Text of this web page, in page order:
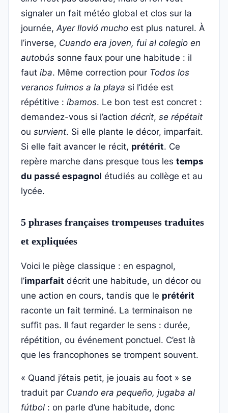
signaler un fait météo global et clos sur la
journée,Ayer llovió mucho est plus naturel. À
l’inverse, Cuando era joven, fui al colegio en
autobús sonne faux pour une habitude : il
faut iba. Même correction pour Todos los
veranos fuimos a la playa si l’idée est
répétitive : íbamos. Le bon test est concret :
demandez-vous si l’action décrit, se répétait
ou survient. Si elle plante le décor, imparfait.
Si elle fait avancer le récit, prétérit. Ce
repère marche dans presque tous les temps
du passé espagnol étudiés au collège et au
lycée.
5 phrases françaises trompeuses traduites
et expliquées
Voici le piège classique : en espagnol,
l’imparfait décrit une habitude, un décor ou
une action en cours, tandis que le prétérit
raconte un fait terminé. La terminaison ne
suffit pas. Il faut regarder le sens : durée,
répétition, ou événement ponctuel. C’est là
que les francophones se trompent souvent.
« Quand j’étais petit, je jouais au foot » se
traduit par Cuando era pequeño, jugaba al
fútbol : on parle d’une habitude, donc